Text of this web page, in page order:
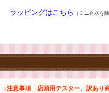
ラッピングはこちら （ミニ香水を除
↓注意事項 店頭用テスター、訳あり